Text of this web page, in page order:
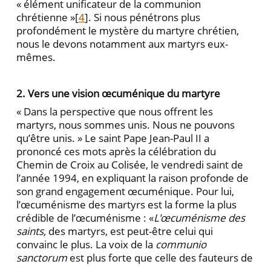
« élément unificateur de la communion
chrétienne »[4]. Si nous pénétrons plus
profondément le mystère du martyre chrétien,
nous le devons notamment aux martyrs eux-
mêmes.
2. Vers une vision œcuménique du martyre
« Dans la perspective que nous offrent les
martyrs, nous sommes unis. Nous ne pouvons
qu’être unis. » Le saint Pape Jean-Paul II a
prononcé ces mots après la célébration du
Chemin de Croix au Colisée, le vendredi saint de
l’année 1994, en expliquant la raison profonde de
son grand engagement œcuménique. Pour lui,
l’œcuménisme des martyrs est la forme la plus
crédible de l’œcuménisme : «L'œcuménisme des
saints, des martyrs, est peut-être celui qui
convainc le plus. La voix de la communio
sanctorum est plus forte que celle des fauteurs de